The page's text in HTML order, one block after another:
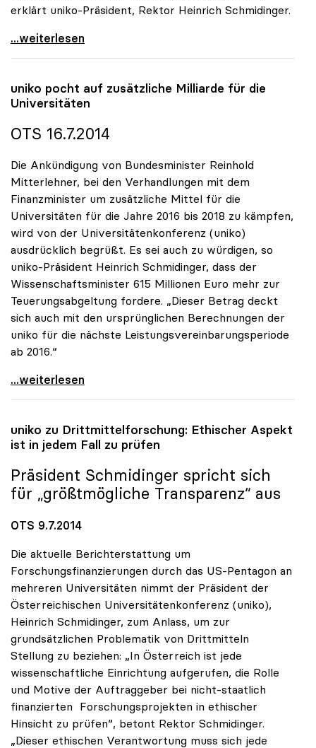
erklärt uniko-Präsident, Rektor Heinrich Schmidinger.
uniko: Sensible Schreibweise ist für Universitäten
...weiterlesen
uniko pocht auf zusätzliche Milliarde für die
Universitäten
OTS 16.7.2014
Die Ankündigung von Bundesminister Reinhold
Mitterlehner, bei den Verhandlungen mit dem
Finanzminister um zusätzliche Mittel für die
Universitäten für die Jahre 2016 bis 2018 zu kämpfen,
wird von der Universitätenkonferenz (uniko)
ausdrücklich begrüßt. Es sei auch zu würdigen, so
uniko-Präsident Heinrich Schmidinger, dass der
Wissenschaftsminister 615 Millionen Euro mehr zur
Teuerungsabgeltung fordere. „Dieser Betrag deckt
sich auch mit den ursprünglichen Berechnungen der
uniko für die nächste Leistungsvereinbarungsperiode
ab 2016.“
uniko pocht auf zusätzliche Milliarde für die
...weiterlesen
uniko zu Drittmittelforschung: Ethischer Aspekt
ist in jedem Fall zu prüfen
Präsident Schmidinger spricht sich
für „größtmögliche Transparenz“ aus
OTS 9.7.2014
Die aktuelle Berichterstattung um
Forschungsfinanzierungen durch das US-Pentagon an
mehreren Universitäten nimmt der Präsident der
Österreichischen Universitätenkonferenz (uniko),
Heinrich Schmidinger, zum Anlass, um zur
grundsätzlichen Problematik von Drittmitteln
Stellung zu beziehen: „In Österreich ist jede
wissenschaftliche Einrichtung aufgerufen, die Rolle
und Motive der Auftraggeber bei nicht-staatlich
finanzierten Forschungsprojekten in ethischer
Hinsicht zu prüfen“, betont Rektor Schmidinger.
„Dieser ethischen Verantwortung muss sich jede